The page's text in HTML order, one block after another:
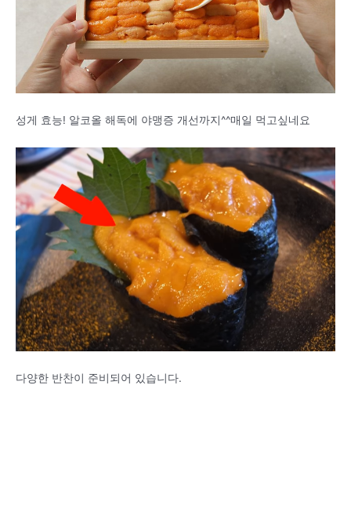
성게 효능! 알코올 해독에 야맹증 개선까지^^매일 먹고싶네요
다양한 반찬이 준비되어 있습니다.